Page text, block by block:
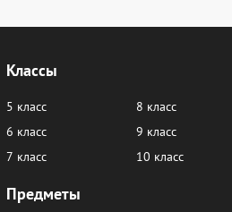
Классы
5 класс
6 класс
7 класс
8 класс
9 класс
10 класс
Предметы